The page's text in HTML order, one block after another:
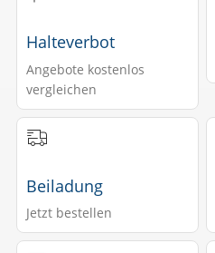
Halteverbot
Angebote kostenlos
vergleichen
Beiladung
Jetzt bestellen